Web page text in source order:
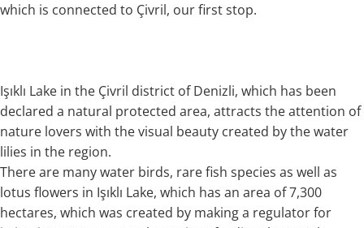
which is connected to Çivril, our first stop.
Işıklı Lake in the Çivril district of Denizli, which has been
declared a natural protected area, attracts the attention of
nature lovers with the visual beauty created by the water
lilies in the region.
There are many water birds, rare fish species as well as
lotus flowers in Işıklı Lake, which has an area of 7,300
hectares, which was created by making a regulator for